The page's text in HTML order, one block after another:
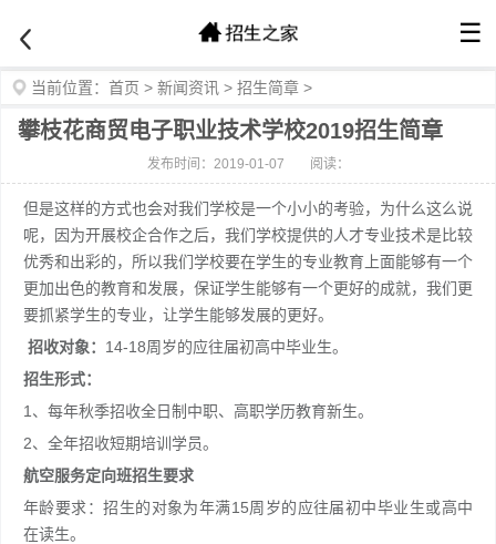
☰
当前位置： 首页 > 新闻资讯 > 招生简章 >
攀枝花商贸电子职业技术学校2019招生简章
发布时间：2019-01-07 阅读：
但是这样的方式也会对我们学校是一个小小的考验，为什么这么说
呢，因为开展校企合作之后，我们学校提供的人才专业技术是比较
优秀和出彩的，所以我们学校要在学生的专业教育上面能够有一个
更加出色的教育和发展，保证学生能够有一个更好的成就，我们更
要抓紧学生的专业，让学生能够发展的更好。
招收对象： 14-18周岁的应往届初高中毕业生。
招生形式：
1、每年秋季招收全日制中职、高职学历教育新生。
2、全年招收短期培训学员。
航空服务定向班招生要求
年龄要求：招生的对象为年满15周岁的应往届初中毕业生或高中
在读生。